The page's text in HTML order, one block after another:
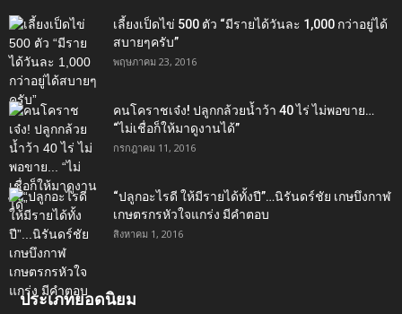
เลี้ยงเป็ดไข่ 500 ตัว “มีรายได้วันละ 1,000 กว่าอยู่ได้
สบายๆครับ”
พฤษภาคม 23, 2016
คนโคราชเจ๋ง! ปลูกกล้วยน้ำว้า 40 ไร่ ไม่พอขาย…
“ไม่เชื่อก็ให้มาดูงานได้”‬
กรกฎาคม 11, 2016
“ปลูกอะไรดี ให้มีรายได้ทั้งปี”…นิรันดร์ชัย เกษบึงกาฬ
เกษตรกรหัวใจแกร่ง มีคำตอบ
สิงหาคม 1, 2016
ประเภทยอดนิยม